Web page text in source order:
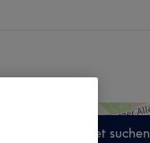
In diesem Gebiet suchen